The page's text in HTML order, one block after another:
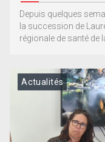
Depuis quelques
la succession de
régionale de santé de
Actualités